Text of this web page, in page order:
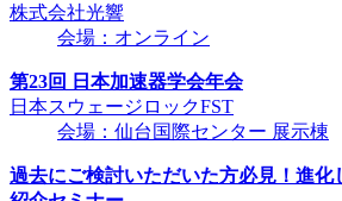
株式会社光響
会場：オンライン
第23回 日本加速器学会年会
日本スウェージロックFST
会場：仙台国際センター 展示棟
過去にご検討いただいた方必見！進化